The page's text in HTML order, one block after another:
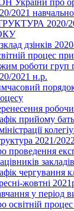
України про
2021
дзінків
процес
роботи груп
2021 н.р.
порядок
прийому
2021/
проведення
чергування
жовтні
у період
освітній